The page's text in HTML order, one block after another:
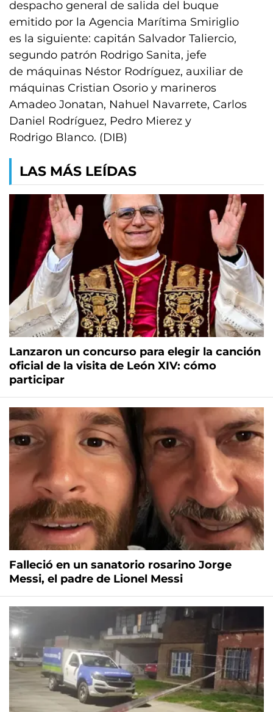
despacho general de salida del buque
emitido por la Agencia Marítima Smiriglio
es la siguiente: capitán Salvador Taliercio,
segundo patrón Rodrigo Sanita, jefe
de máquinas Néstor Rodríguez, auxiliar de
máquinas Cristian Osorio y marineros
Amadeo Jonatan, Nahuel Navarrete, Carlos
Daniel Rodríguez, Pedro Mierez y
Rodrigo Blanco. (DIB)
LAS MÁS LEÍDAS
Lanzaron un concurso para elegir la canción
oficial de la visita de León XIV: cómo
participar
Falleció en un sanatorio rosarino Jorge
Messi, el padre de Lionel Messi